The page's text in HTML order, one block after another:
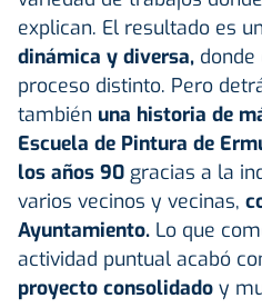
explican. El resultado es
dinámica y diversa,
proceso distinto. Pero
también una historia de
Escuela de Pintura de
los años 90 gracias a la
varios vecinos y vecinas,
Ayuntamiento. Lo que
actividad puntual acabó
proyecto consolidado y